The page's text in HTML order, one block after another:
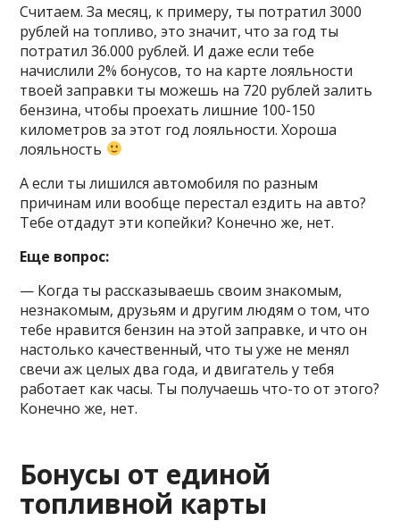
Считаем. За месяц, к примеру, ты потратил 3000
рублей на топливо, это значит, что за год ты
потратил 36.000 рублей. И даже если тебе
начислили 2% бонусов, то на карте лояльности
твоей заправки ты можешь на 720 рублей залить
бензина, чтобы проехать лишние 100-150
километров за этот год лояльности. Хороша
лояльность
А если ты лишился автомобиля по разным
причинам или вообще перестал ездить на авто?
Тебе отдадут эти копейки? Конечно же, нет.
Еще вопрос:
— Когда ты рассказываешь своим знакомым,
незнакомым, друзьям и другим людям о том, что
тебе нравится бензин на этой заправке, и что он
настолько качественный, что ты уже не менял
свечи аж целых два года, и двигатель у тебя
работает как часы. Ты получаешь что-то от этого?
Конечно же, нет.
Бонусы от единой
топливной карты